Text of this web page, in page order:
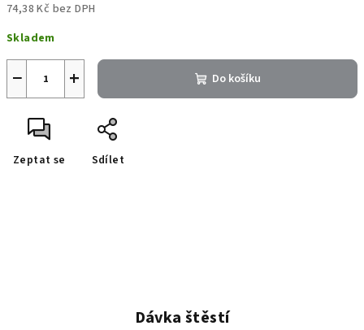
74,38 Kč bez DPH
cena:
Skladem
+
− Do košíku
Zeptat se Sdílet
Dávka štěstí